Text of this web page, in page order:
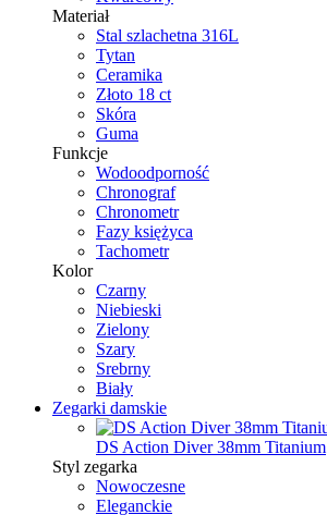
Materiał
Stal szlachetna 316L
Tytan
Ceramika
Złoto 18 ct
Skóra
Guma
Funkcje
Wodoodporność
Chronograf
Chronometr
Fazy księżyca
Tachometr
Kolor
Czarny
Niebieski
Zielony
Szary
Srebrny
Biały
Zegarki damskie
DS Action Diver 38mm Titanium
Styl zegarka
Nowoczesne
Eleganckie